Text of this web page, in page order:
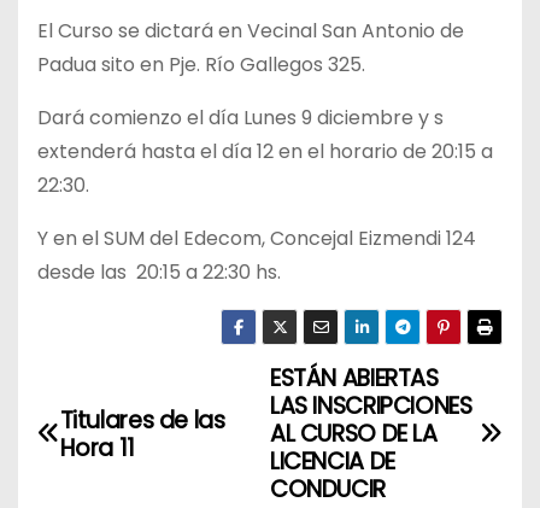
El Curso se dictará en Vecinal San Antonio de
Padua sito en Pje. Río Gallegos 325.
Dará comienzo el día Lunes 9 diciembre y s
extenderá hasta el día 12 en el horario de 20:15 a
22:30.
Y en el SUM del Edecom, Concejal Eizmendi 124
desde las 20:15 a 22:30 hs.
a
ESTÁN ABIERTAS
LAS INSCRIPCIONES
AL CURSO DE LA
LICENCIA DE
CONDUCIR
Titulares de las
Hora 11